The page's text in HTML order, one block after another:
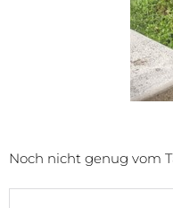
Noch nicht genug vom